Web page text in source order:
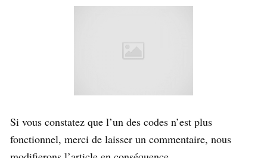
Si vous constatez que l’un des codes n’est plus
fonctionnel, merci de laisser un commentaire, nous